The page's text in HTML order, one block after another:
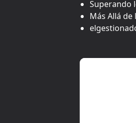
Superando
Más Allá